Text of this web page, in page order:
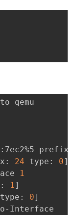
qemu
24 type: 0]
1
1]
type: 0]
Interface